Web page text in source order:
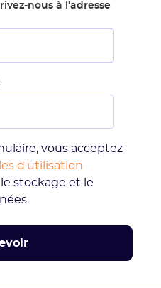
nous à l'adresse
vous acceptez
d'utilisation
stockage et le